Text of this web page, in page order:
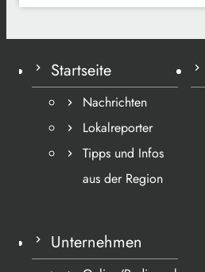
Startseite
Nachrichten
Lokalreporter
Tipps und Infos
aus der Region
Unternehmen